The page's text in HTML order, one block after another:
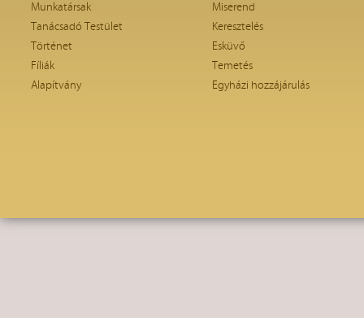
Munkatársak
Tanácsadó Testület
Történet
Fíliák
Alapítvány
Miserend
Keresztelés
Esküvő
Temetés
Egyházi hozzájárulás